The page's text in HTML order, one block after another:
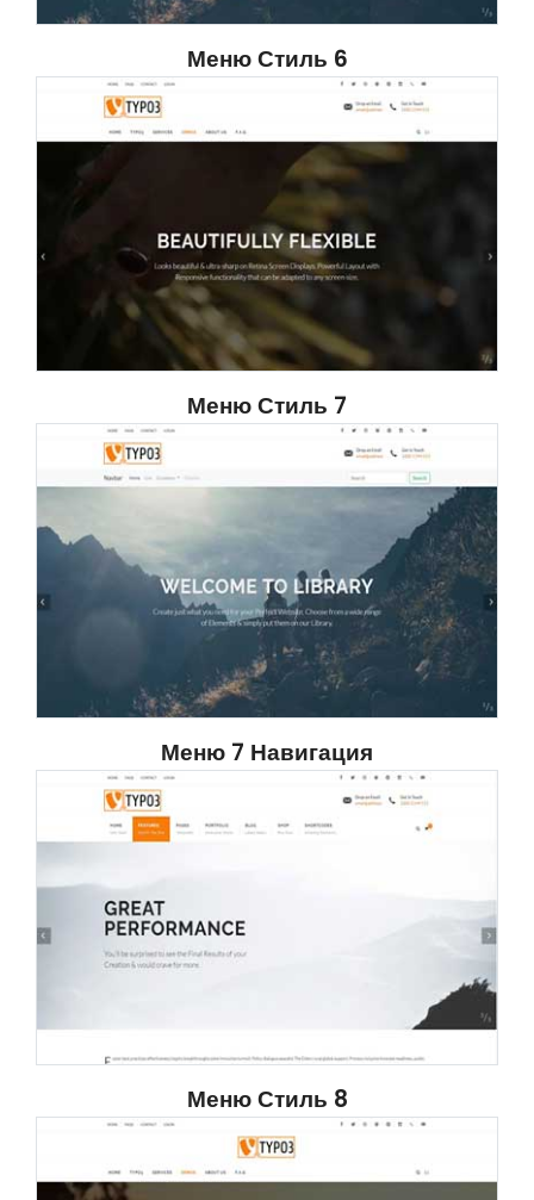
Меню Стиль 6
Меню Стиль 7
Меню 7 Навигация
Меню Стиль 8